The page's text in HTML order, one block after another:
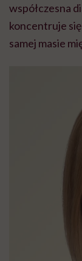
współczesna
koncentruje się
samej masie